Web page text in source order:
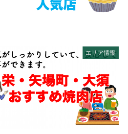
エリア情報